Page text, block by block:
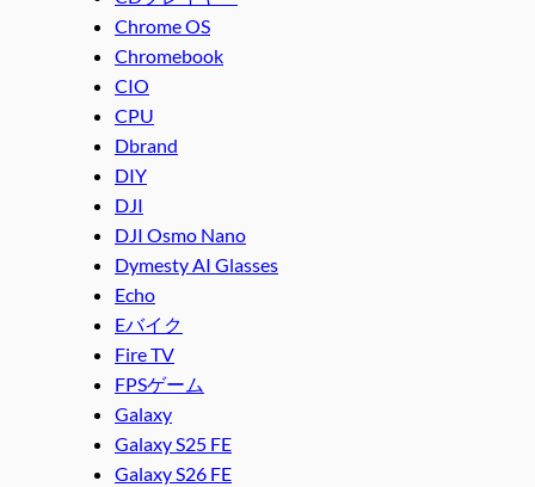
Chrome OS
Chromebook
CIO
CPU
Dbrand
DIY
DJI
DJI Osmo Nano
Dymesty AI Glasses
Echo
Eバイク
Fire TV
FPSゲーム
Galaxy
Galaxy S25 FE
Galaxy S26 FE